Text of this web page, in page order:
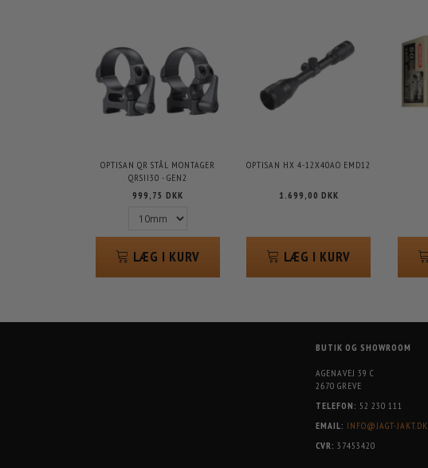
OPTISAN QR STÅL MONTAGER
QRSII30 - GEN2
999,75 DKK
LÆG I KURV
OPTISAN HX 4-12X40AO EMD12
1.699,00 DKK
LÆG I KURV
BUTIK OG SHOWROOM
AGENAVEJ 39 C
2670 GREVE
TELEFON: 52 230 111
EMAIL: INFO@JAGT-JAKT.DK
CVR: 37453420